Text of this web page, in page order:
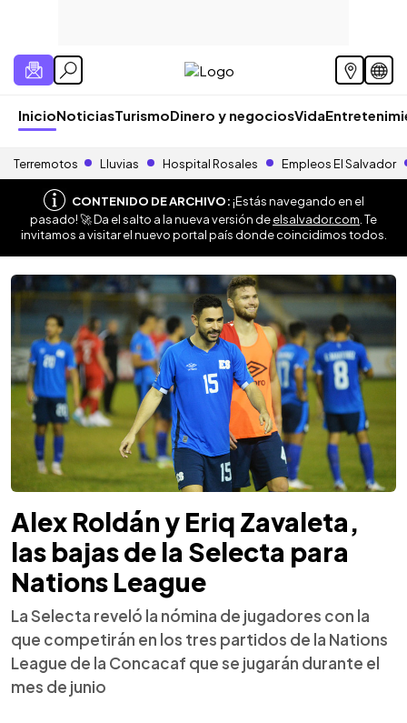
InicioNoticiasTurismoDinero y negociosVida
Terremotos Lluvias Hospital Rosales Empleos El Salvador
CONTENIDO DE ARCHIVO:¡Estás navegando en el
pasado! 🚀 Da el salto a la nueva versión deelsalvador.com . Te
invitamos a visitar el nuevo portal país donde coincidimos todos.
Alex Roldán y Eriq Zavaleta,
las bajas de la Selecta para
Nations League
La Selecta reveló la nómina de jugadores con la
que competirán en los tres partidos de la Nations
League de la Concacaf que se jugarán durante el
mes de junio